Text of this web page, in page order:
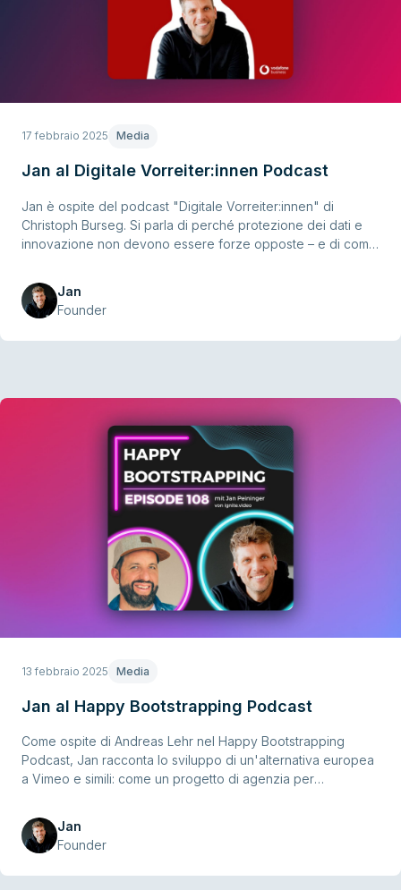
17 febbraio 2025 Media
Jan al Digitale Vorreiter:innen Podcast
Jan è ospite del podcast "Digitale Vorreiter:innen" di
Christoph Burseg. Si parla di perché protezione dei dati e
innovazione non devono essere forze opposte – e di come
Jan
Founder
13 febbraio 2025 Media
Jan al Happy Bootstrapping Podcast
Come ospite di Andreas Lehr nel Happy Bootstrapping
Podcast, Jan racconta lo sviluppo di un'alternativa europea
a Vimeo e simili: come un progetto di agenzia per
indipendente, capace di integrare video senza cookie
banner e conforme GDPR.
Jan
Founder